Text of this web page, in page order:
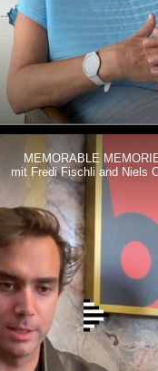
MEMORABLE
mit Fredi Fischli and Niels